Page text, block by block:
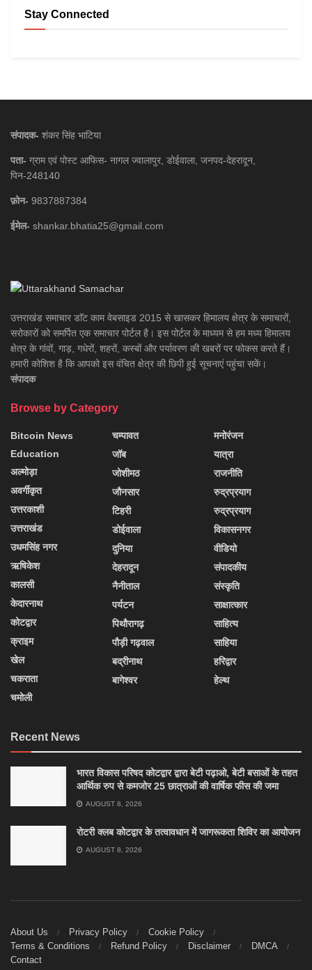
Stay Connected
संपादक- शंकर सिंह भाटिया
पता- ग्राम एवं पोस्ट आफिस- नागल ज्वालापुर, डोईवाला, जनपद-देहरादून,
पिन-248140
फ़ोन- 9837887384
ईमेल- shankar.bhatia25@gmail.com
उत्तराखंड समाचार डाॅट काम वेबसाइड 2015 से खासकर हिमालय क्षेत्र के समाचारों,
सरोकारों को समर्पित एक समाचार पोर्टल है। इस पोर्टल के माध्यम से हम मध्य हिमालय
क्षेत्र के गांवों, गाड़, गधेरों, शहरों, कस्बों और पर्यावरण की खबरों पर फोकस करते हैं।
हमारी कोशिश है कि आपको इस वंचित क्षेत्र की छिपी हुई सूचनाएं पहुंचा सकें।
संपादक
Browse by Category
Bitcoin News
Education
अल्मोड़ा
अवर्गीकृत
उत्तरकाशी
उत्तराखंड
उधमसिंह नगर
ऋषिकेश
कालसी
केदारनाथ
कोटद्वार
क्राइम
खेल
चकराता
चमोली
चम्पावत
जॉब
जोशीमठ
जौनसार
टिहरी
डोईवाला
दुनिया
देहरादून
नैनीताल
पर्यटन
पिथौरागढ़
पौड़ी गढ़वाल
बद्रीनाथ
बागेश्वर
मनोरंजन
यात्रा
राजनीति
रुद्रप्रयाग
रुद्रप्रयाग
विकासनगर
वीडियो
संपादकीय
संस्कृति
साक्षात्कार
साहित्य
साहिया
हरिद्वार
हेल्थ
Recent News
भारत विकास परिषद कोटद्वार द्वारा बेटी पढ़ाओ, बेटी बसाओं के तहत
आर्थिक रुप से कमजोर 25 छात्राओं की वार्षिक फीस की जमा
AUGUST 8, 2026
रोटरी क्लब कोटद्वार के तत्वावधान में जागरूकता शिविर का आयोजन
AUGUST 8, 2026
About Us Privacy Policy
Cookie Policy
Terms & Conditions
Refund Policy Disclaimer
DMCA
Contact